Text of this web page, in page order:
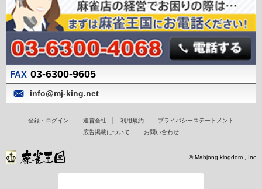
FAX 03-6300-9605
info@mj-king.net
登録・ログイン 運営会社 利用規約
プライバシーステートメント
広告掲載について
お問い合わせ
© Mahjong kingdom., Inc